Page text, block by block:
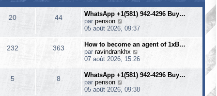
20 44
WhatsApp +1(581) 942-4296 Buy…
par penson
o
r
l
e
e
r
n
05 août 2026, 09:37
232 363
How to become an agent of 1xB…
par ravindrankhx
o
r
e
07 août 2026, 15:26
5 8
WhatsApp +1(581) 942-4296 Buy…
par penson
o
05 août 2026, 09:38